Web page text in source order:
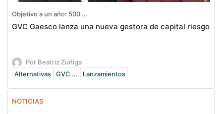
Objetivo a un año: 500 ...
GVC Gaesco lanza una nueva gestora de capital riesgo
Por Beatriz Zúñiga
Alternativas
GVC ... Lanzamientos
NOTICIAS